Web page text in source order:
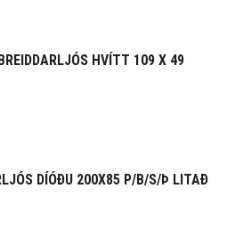
HVÍTT 109 X 49
DÍÓÐU 200X85 P/B/S/Þ LITAÐ